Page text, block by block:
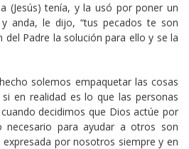
(Jesús) tenía, y la usó por poner un
anda, le dijo, “tus pecados te son
Padre la solución para ello y se la
solemos empaquetar las cosas
en realidad es lo que las personas
decidimos que Dios actúe por
necesario para ayudar a otros son
por nosotros siempre y en